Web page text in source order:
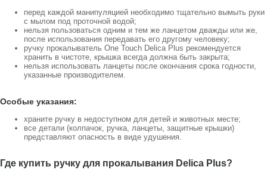
перед каждой манипуляцией необходимо тщательно вымыть руки
с мылом под проточной водой;
нельзя пользоваться одним и тем же ланцетом дважды или же,
после использования передавать его другому человеку;
ручку прокалыватель One Touch Delica Plus рекомендуется
хранить в чистоте, крышка всегда должна быть закрыта;
нельзя использовать ланцеты после окончания срока годности,
указанные производителем.
Особые указания:
храните ручку в недоступном для детей и животных месте;
все детали (колпачок, ручка, ланцеты, защитные крышки)
представляют опасность в виде удушения.
Где купить ручку для прокалывания Delica Plus?